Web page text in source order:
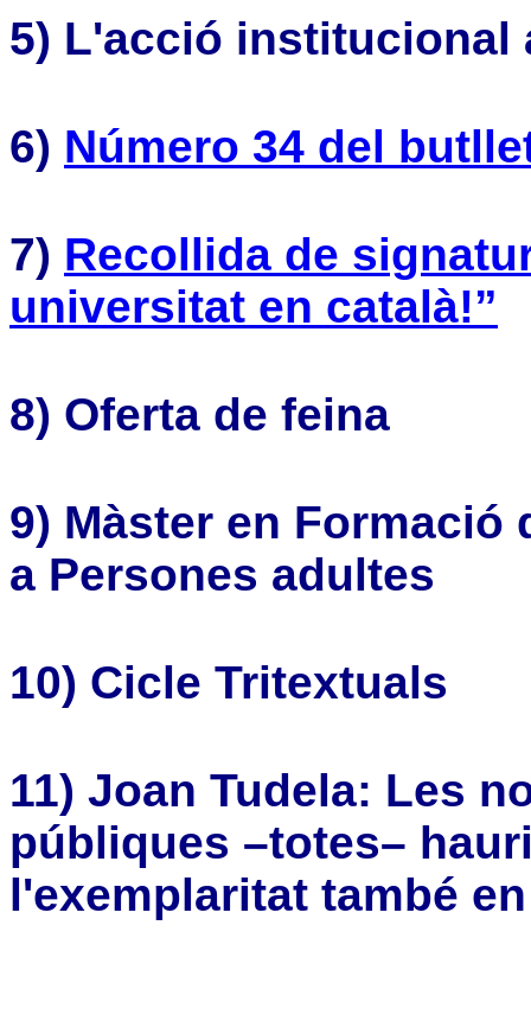
5) L'acció institucional
6) Número 34 del
7) Recollida de
universitat en català!”
8) Oferta de feina
9) Màster en Formació
a Persones adultes
10) Cicle Tritextuals
11) Joan Tudela: Les
públiques –totes–
l'exemplaritat també